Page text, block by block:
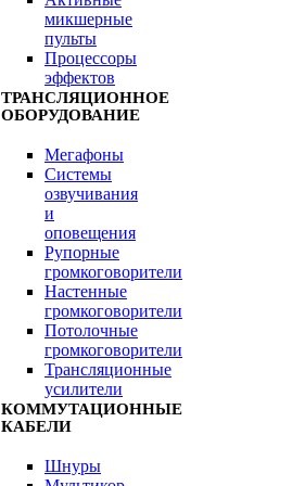
микшерные
пульты
Процессоры
эффектов
ТРАНСЛЯЦИОННОЕ
ОБОРУДОВАНИЕ
Мегафоны
Системы
озвучивания
и
оповещения
Рупорные
громкоговорители
Настенные
громкоговорители
Потолочные
громкоговорители
Трансляционные
усилители
КОММУТАЦИОННЫЕ
КАБЕЛИ
Шнуры